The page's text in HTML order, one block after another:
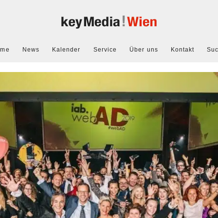
News Kalender Service Über uns Kontakt